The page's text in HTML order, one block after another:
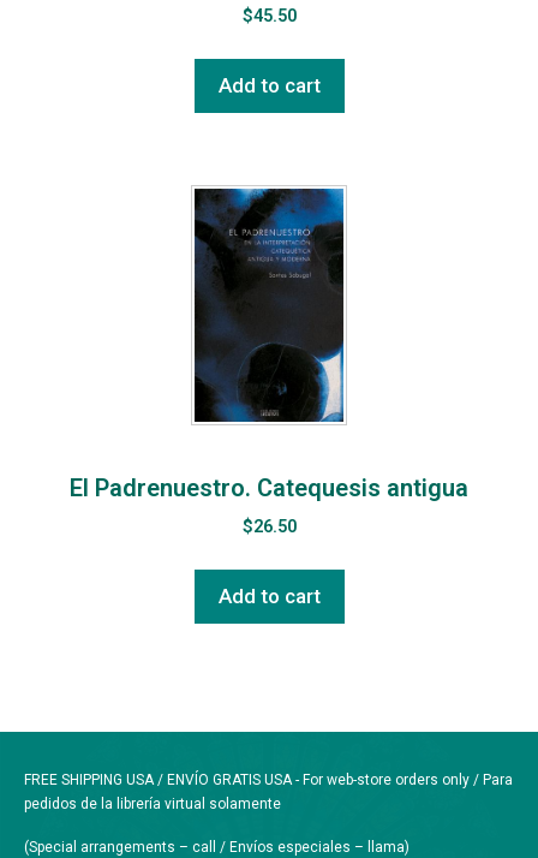
$45.50
Add to cart
El Padrenuestro. Catequesis antigua
$26.50
Add to cart
FREE SHIPPING USA / ENVÍO GRATIS USA - For web-store orders only / Para
pedidos de la librería virtual solamente
(Special arrangements – call / Envíos especiales – llama)